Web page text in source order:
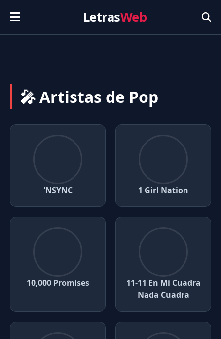
LetrasWeb
🎤 Artistas de Pop
'NSYNC 1 Girl Nation
10,000 Promises
11-11 En Mi Cuadra
Nada Cuadra